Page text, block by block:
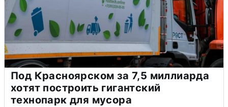
Под Красноярском за 7,5 миллиарда
хотят построить гигантский
технопарк для мусора